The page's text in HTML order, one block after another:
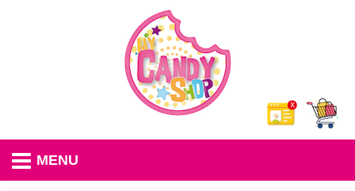
MENU